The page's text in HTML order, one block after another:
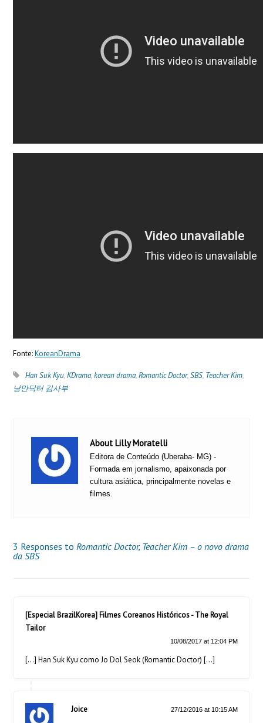
Fonte:KoreanDrama
Han Suk Kyu,KDrama,korean drama,Romantic Doctor,SBS, Teacher Kim,
낭만닥터 김사부
About Lilly Moratelli
Editora de Conteúdo (Uberaba- MG) -
Formada em jornalismo, apaixonada por
cultura asiática, principalmente novelas e
filmes.
3 Responses to Romantic Doctor, Teacher Kim – o novo drama
da SBS
[Especial BrazilKorea] Filmes Coreanos Históricos - The Royal
Tailor
10/08/2017 at 12:04 PM
[…] Han Suk Kyu como Jo Dol Seok (Romantic Doctor) […]
Joice 27/12/2016 at 10:15 AM